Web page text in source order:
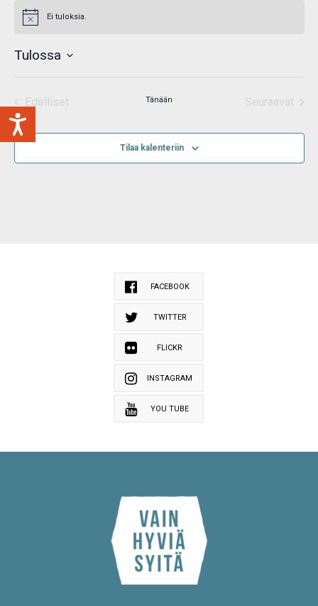
Notice Ei tuloksia.
Tulossa
Valitse
päivä.Edelliset
Tänään
Seuraavat
Tilaa kalenteriin
FACEBOOK
TWITTER
FLICKR
INSTAGRAM
YOU TUBE